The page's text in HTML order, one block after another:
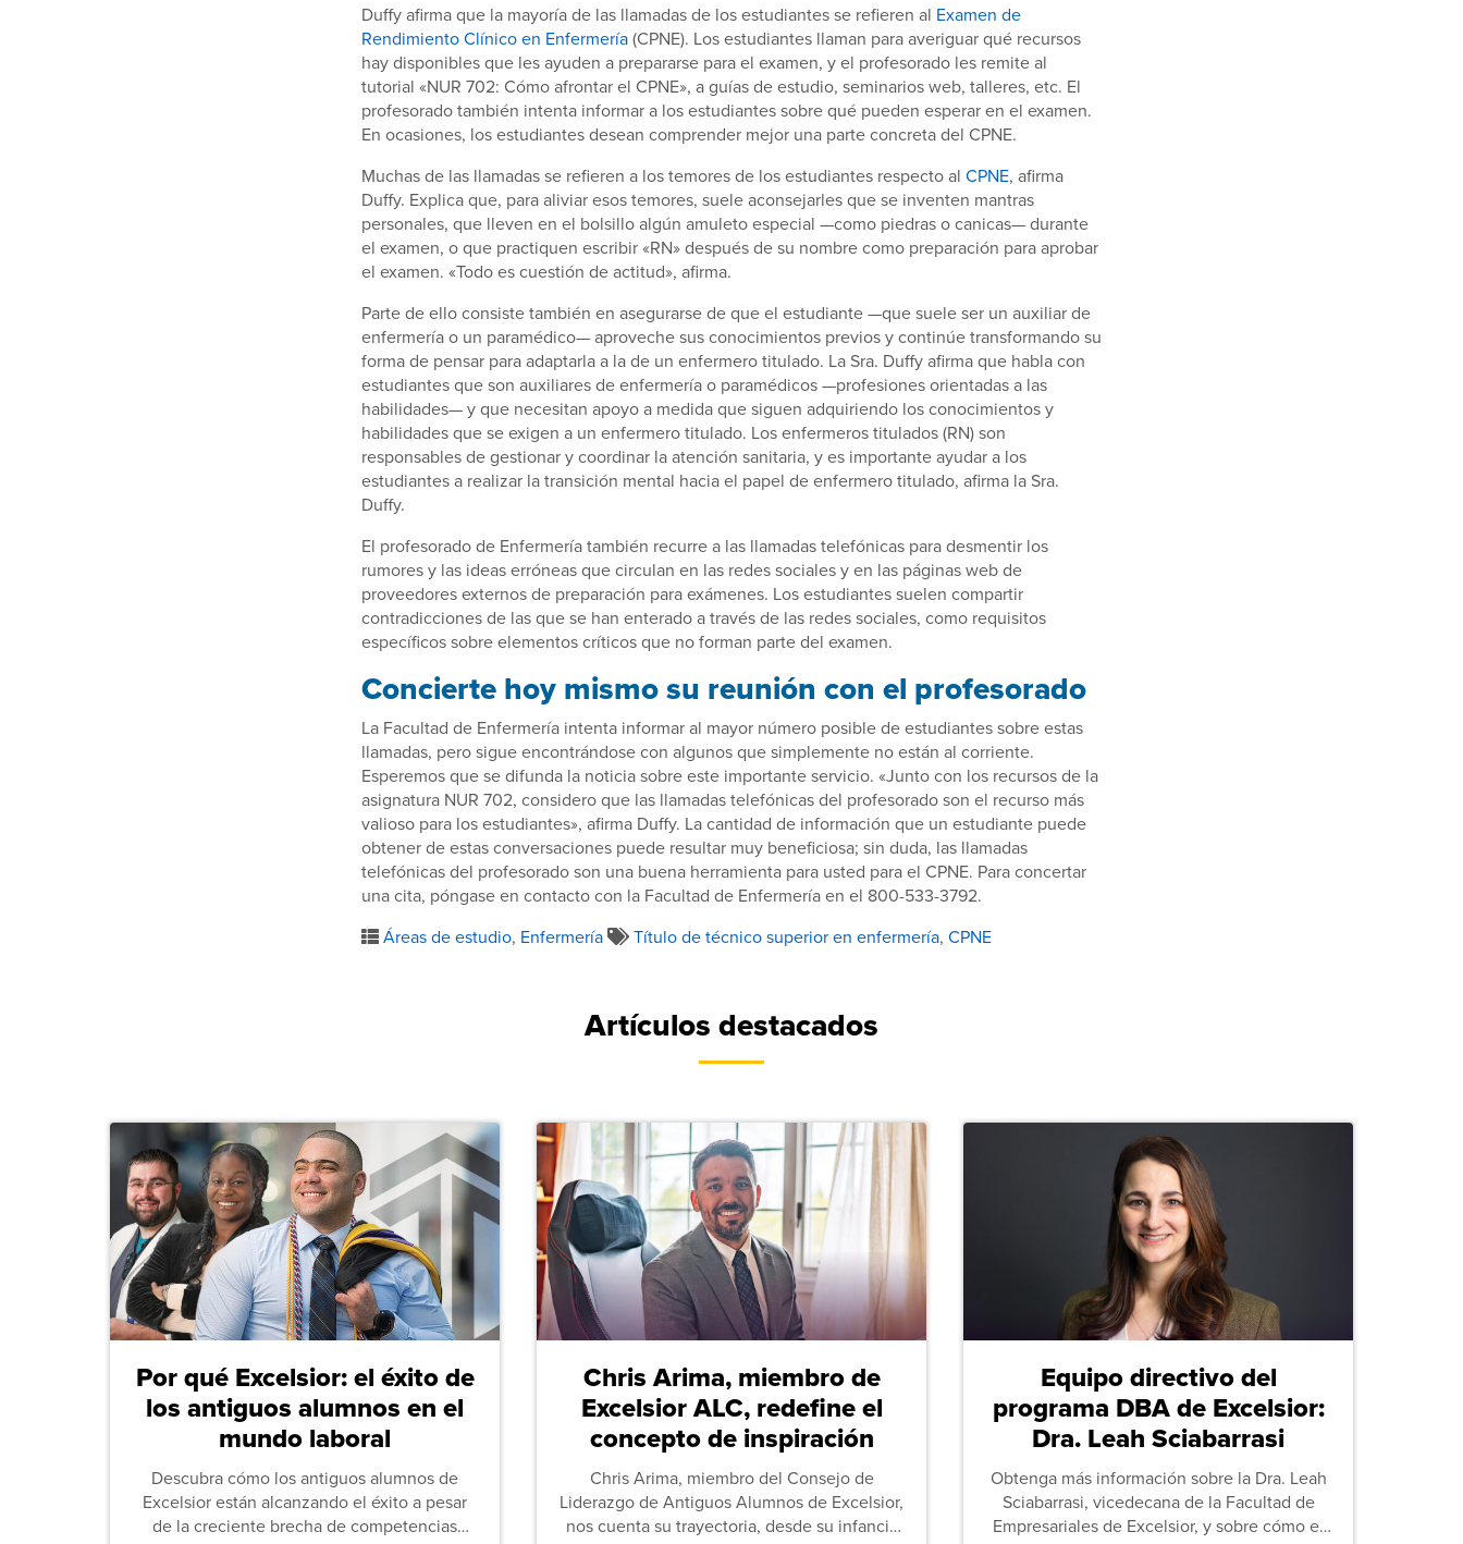
Duffy afirma que la mayoría de las llamadas de los estudiantes se refieren al Examen de
Rendimiento Clínico en Enfermería(CPNE). Los estudiantes llaman para averiguar qué recursos
hay disponibles que les ayuden a prepararse para el examen, y el profesorado les remite al
tutorial «NUR 702: Cómo afrontar el CPNE», a guías de estudio, seminarios web, talleres, etc. El
profesorado también intenta informar a los estudiantes sobre qué pueden esperar en el examen.
En ocasiones, los estudiantes desean comprender mejor una parte concreta del CPNE.
Muchas de las llamadas se refieren a los temores de los estudiantes respecto al CPNE, afirma
Duffy. Explica que, para aliviar esos temores, suele aconsejarles que se inventen mantras
personales, que lleven en el bolsillo algún amuleto especial —como piedras o canicas— durante
el examen, o que practiquen escribir «RN» después de su nombre como preparación para aprobar
el examen. «Todo es cuestión de actitud», afirma.
Parte de ello consiste también en asegurarse de que el estudiante —que suele ser un auxiliar de
enfermería o un paramédico— aproveche sus conocimientos previos y continúe transformando su
forma de pensar para adaptarla a la de un enfermero titulado. La Sra. Duffy afirma que habla con
estudiantes que son auxiliares de enfermería o paramédicos —profesiones orientadas a las
habilidades— y que necesitan apoyo a medida que siguen adquiriendo los conocimientos y
habilidades que se exigen a un enfermero titulado. Los enfermeros titulados (RN) son
responsables de gestionar y coordinar la atención sanitaria, y es importante ayudar a los
estudiantes a realizar la transición mental hacia el papel de enfermero titulado, afirma la Sra.
Duffy.
El profesorado de Enfermería también recurre a las llamadas telefónicas para desmentir los
rumores y las ideas erróneas que circulan en las redes sociales y en las páginas web de
proveedores externos de preparación para exámenes. Los estudiantes suelen compartir
contradicciones de las que se han enterado a través de las redes sociales, como requisitos
específicos sobre elementos críticos que no forman parte del examen.
Concierte hoy mismo su reunión con el profesorado
La Facultad de Enfermería intenta informar al mayor número posible de estudiantes sobre estas
llamadas, pero sigue encontrándose con algunos que simplemente no están al corriente.
Esperemos que se difunda la noticia sobre este importante servicio. «Junto con los recursos de la
asignatura NUR 702, considero que las llamadas telefónicas del profesorado son el recurso más
valioso para los estudiantes», afirma Duffy. La cantidad de información que un estudiante puede
obtener de estas conversaciones puede resultar muy beneficiosa; sin duda, las llamadas
telefónicas del profesorado son una buena herramienta para usted para el CPNE. Para concertar
una cita, póngase en contacto con la Facultad de Enfermería en el 800-533-3792.
Áreas de estudio, Enfermería Título de técnico superior en enfermería, CPNE
Artículos destacados
Por qué Excelsior: el éxito de
los antiguos alumnos en el
mundo laboral
Descubra cómo los antiguos alumnos de
Excelsior están alcanzando el éxito a pesar
de la creciente brecha de competencias
Chris Arima, miembro de
Excelsior ALC, redefine el
concepto de inspiración
Chris Arima, miembro del Consejo de
Liderazgo de Antiguos Alumnos de Excelsior,
nos cuenta su trayectoria, desde su infancia
Equipo directivo del
programa DBA de Excelsior:
Dra. Leah Sciabarrasi
Obtenga más información sobre la Dra. Leah
Sciabarrasi, vicedecana de la Facultad de
Empresariales de Excelsior, y sobre cómo el